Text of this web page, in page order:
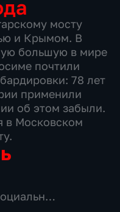
мосту
и Крымом. В
большую в мире
почтили
78 лет
применили
об этом забыли.
в Московском